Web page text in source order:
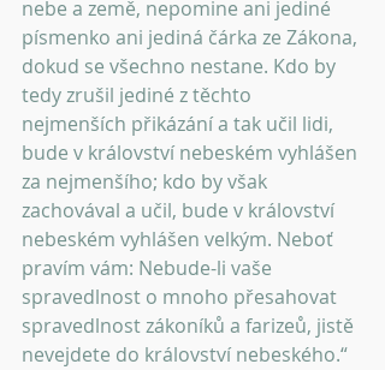
nebe a země, nepomine ani jediné
písmenko ani jediná čárka ze Zákona,
dokud se všechno nestane. Kdo by
tedy zrušil jediné z těchto
nejmenších přikázání a tak učil lidi,
bude v království nebeském vyhlášen
za nejmenšího; kdo by však
zachovával a učil, bude v království
nebeském vyhlášen velkým. Neboť
pravím vám: Nebude-li vaše
spravedlnost o mnoho přesahovat
spravedlnost zákoníků a farizeů, jistě
nevejdete do království nebeského.“